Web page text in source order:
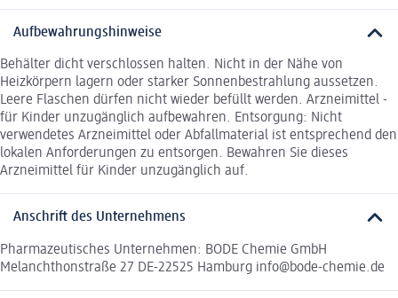
Aufbewahrungshinweise
Behälter dicht verschlossen halten. Nicht in der Nähe von
Heizkörpern lagern oder starker Sonnenbestrahlung aussetzen.
Leere Flaschen dürfen nicht wieder befüllt werden. Arzneimittel -
für Kinder unzugänglich aufbewahren. Entsorgung: Nicht
verwendetes Arzneimittel oder Abfallmaterial ist entsprechend den
lokalen Anforderungen zu entsorgen. Bewahren Sie dieses
Arzneimittel für Kinder unzugänglich auf.
Anschrift des Unternehmens
Pharmazeutisches Unternehmen: BODE Chemie GmbH
Melanchthonstraße 27 DE-22525 Hamburg info@bode-chemie.de